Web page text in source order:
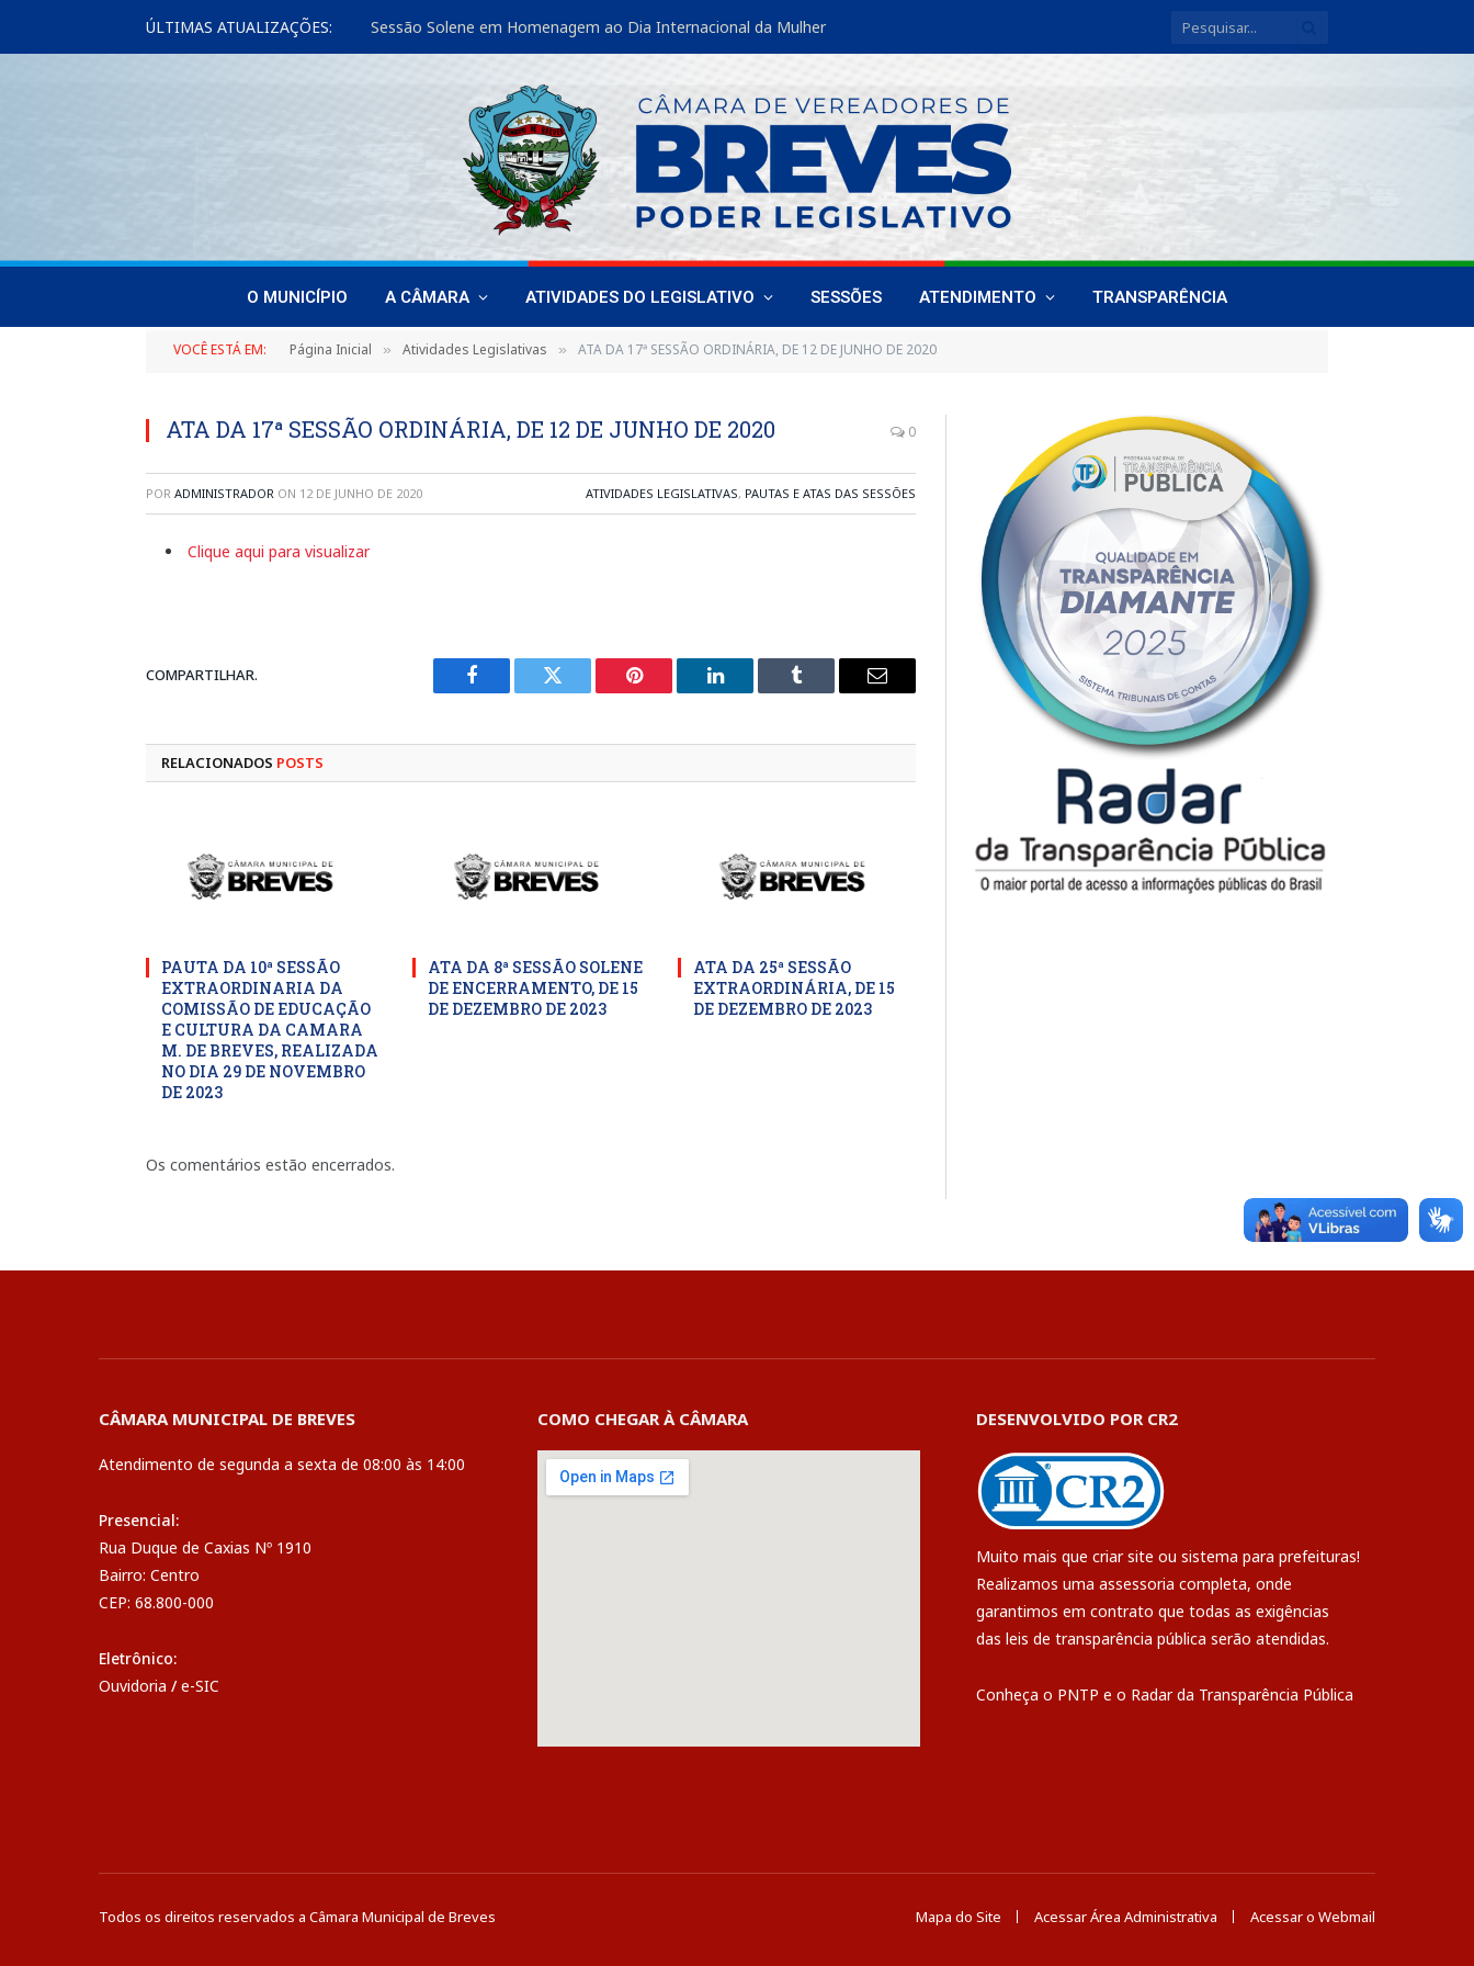
ÚLTIMAS ATUALIZAÇÕES: Sessão Solene em Homenagem ao Dia Internacional da Mulher
O MUNICÍPIO A CÂMARA ATIVIDADES DO LEGISLATIVO SESSÕES ATENDIMENTO TRANSPARÊNCIA
VOCÊ ESTÁ EM: Página Inicial » Atividades Legislativas » ATA DA 17ª SESSÃO ORDINÁRIA, DE 12 DE JUNHO DE 2020
ATA DA 17ª SESSÃO ORDINÁRIA, DE 12 DE JUNHO DE 2020 0
POR ADMINISTRADOR ON 12 DE JUNHO DE 2020 ATIVIDADES LEGISLATIVAS, PAUTAS E ATAS DAS SESSÕES
Clique aqui para visualizar
COMPARTILHAR.
Facebook Twitter Pinterest LinkedIn Tumblr
E-
RELACIONADOS POSTS
PAUTA DA 10ª SESSÃO
EXTRAORDINARIA DA
COMISSÃO DE EDUCAÇÃO
E CULTURA DA CAMARA
M. DE BREVES, REALIZADA
NO DIA 29 DE NOVEMBRO
DE 2023
ATA DA 8ª SESSÃO SOLENE
DE ENCERRAMENTO, DE 15
DE DEZEMBRO DE 2023
ATA DA 25ª SESSÃO
EXTRAORDINÁRIA, DE 15
DE DEZEMBRO DE 2023
Os comentários estão encerrados.
CÂMARA MUNICIPAL DE BREVES
Atendimento de segunda a sexta de 08:00 às 14:00
Presencial:
Rua Duque de Caxias Nº 1910
Bairro: Centro
CEP: 68.800-000
Eletrônico:
Ouvidoria / e-SIC
COMO CHEGAR À CÂMARA DESENVOLVIDO POR CR2
Muito mais que criar site ou sistema para prefeituras!
Realizamos uma assessoria completa, onde
garantimos em contrato que todas as exigências
das leis de transparência pública serão atendidas.
Conheça o PNTP e o Radar da Transparência Pública
Todos os direitos reservados a Câmara Municipal de Breves Mapa do Site Acessar Área Administrativa Acessar o Webmail